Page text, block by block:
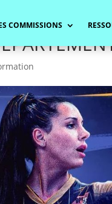
COMMISSIONS